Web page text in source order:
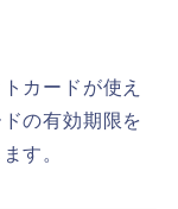
カードが使え
の有効期限を
す。